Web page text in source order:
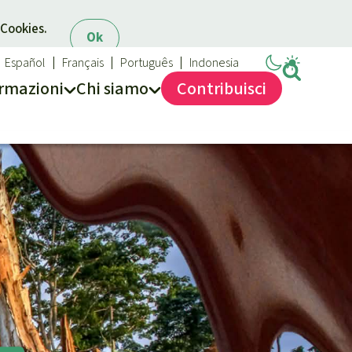
Ok
rmazioni Chi siamo
Salviamo la Foresta
Chi siamo
40 anni di Salviamo la Foresta
Contattaci
Trasparenza
Sede legale
Español Français Português Indonesia
Contribuisci
Massimo impegno per